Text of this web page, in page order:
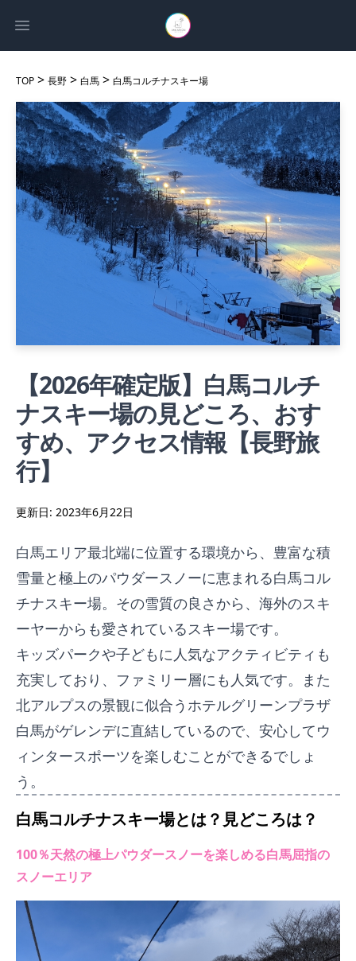
Open main menu
TOP > 長野 > 白馬 > 白馬コルチナスキー場
【2026年確定版】白馬コルチ
ナスキー場の見どころ、おす
すめ、アクセス情報【長野旅
行】
更新日: 2023年6月22日
白馬エリア最北端に位置する環境から、豊富な積
雪量と極上のパウダースノーに恵まれる白馬コル
チナスキー場。その雪質の良さから、海外のスキ
ーヤーからも愛されているスキー場です。
キッズパークや子どもに人気なアクティビティも
充実しており、ファミリー層にも人気です。また
北アルプスの景観に似合うホテルグリーンプラザ
白馬がゲレンデに直結しているので、安心してウ
ィンタースポーツを楽しむことができるでしょ
う。
白馬コルチナスキー場とは？見どころは？
100％天然の極上パウダースノーを楽しめる白馬屈指の
スノーエリア